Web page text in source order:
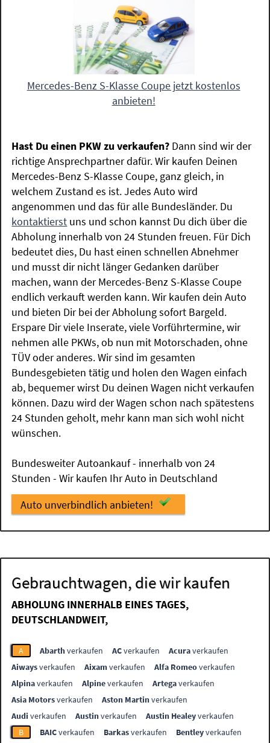
Mercedes-Benz S-Klasse Coupe jetzt kostenlos
anbieten!
Hast Du einen PKW zu verkaufen? Dann sind wir der
richtige Ansprechpartner dafür. Wir kaufen Deinen
Mercedes-Benz S-Klasse Coupe, ganz gleich, in
welchem Zustand es ist. Jedes Auto wird
angenommen und das für alle Bundesländer. Du
kontaktierst uns und schon kannst Du dich über die
Abholung innerhalb von 24 Stunden freuen. Für Dich
bedeutet dies, Du hast einen schnellen Abnehmer
und musst dir nicht länger Gedanken darüber
machen, wann der Mercedes-Benz S-Klasse Coupe
endlich verkauft werden kann. Wir kaufen dein Auto
und bieten Dir bei der Abholung sofort Bargeld.
Erspare Dir viele Inserate, viele Vorführtermine, wir
nehmen alle PKWs, ob nun mit Motorschaden, ohne
TÜV oder anderes. Wir sind im gesamten
Bundesgebieten tätig und holen den Wagen einfach
ab, bequemer wirst Du deinen Wagen nicht verkaufen
können. Dazu wird der Wagen schon nach spätestens
24 Stunden geholt, mehr kann man sich wohl nicht
wünschen.
Bundesweiter Autoankauf - innerhalb von 24
Stunden - Wir kaufen Ihr Auto in Deutschland
Auto unverbindlich anbieten!
Gebrauchtwagen, die wir kaufen
ABHOLUNG INNERHALB EINES TAGES,
DEUTSCHLANDWEIT,
A Abarthverkaufen ACverkaufen Acuraverkaufen
Aiwaysverkaufen Aixamverkaufen Alfa Romeoverkaufen
Alpinaverkaufen Alpineverkaufen Artegaverkaufen
Asia Motorsverkaufen Aston Martinverkaufen
Audi verkaufen Austinverkaufen Austin Healeyverkaufen
B
BAICverkaufen Barkasverkaufen Bentleyverkaufen